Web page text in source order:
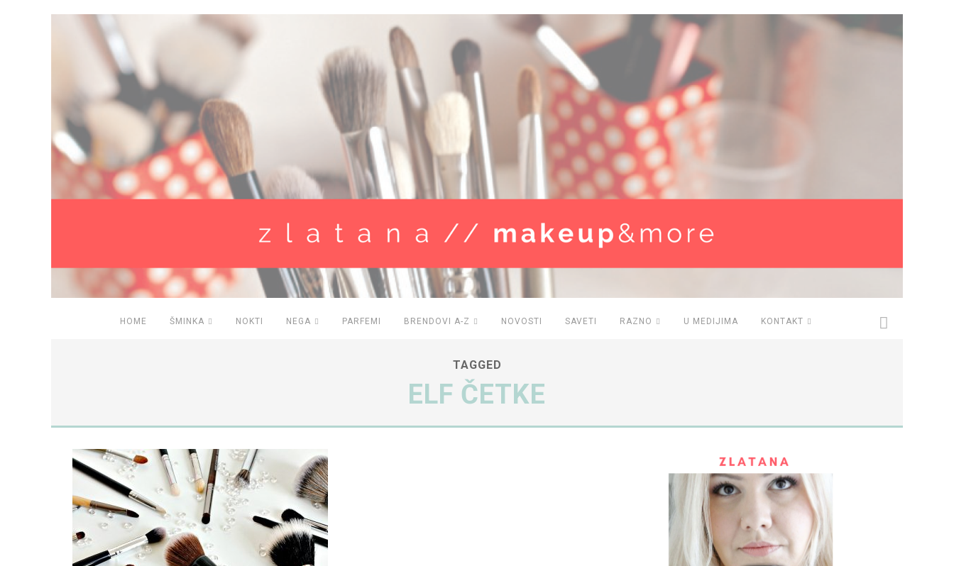
HOME ŠMINKA NOKTI NEGA PARFEMI BRENDOVI A-Z NOVOSTI SAVETI RAZNO U MEDIJIMA KONTAKT
TAGGED
ELF ČETKE